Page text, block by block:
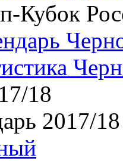
Кубок
18
2017/18